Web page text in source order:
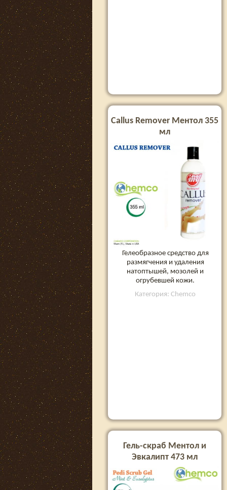
Callus Remover Ментол 355
мл
Гелеобразное средство для
размягчения и удаления
натоптышей, мозолей и
огрубевшей кожи.
Категория: Chemco
Гель-скраб Ментол и
Эвкалипт 473 мл